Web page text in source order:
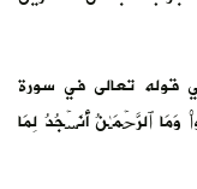
قوله تعالى في سورة
وَمَا ٱلرَّحۡمَـٰنُ أَنَسۡجُدُ لِمَا